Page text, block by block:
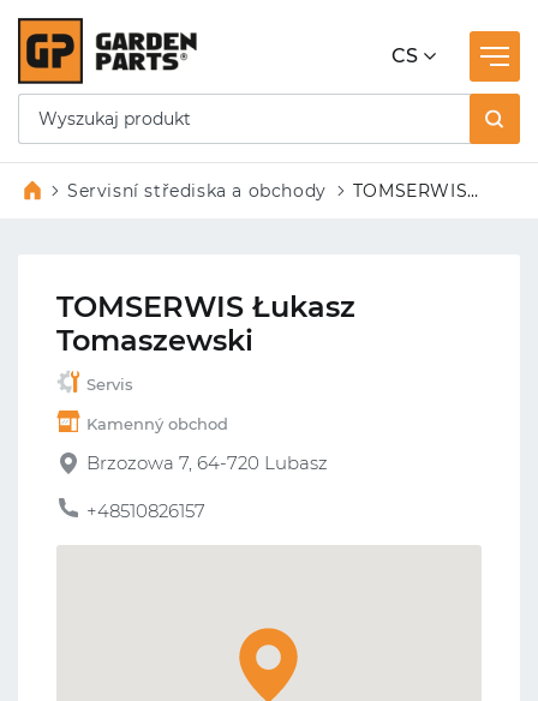
CS
Servisní střediska a obchody
TOMSERWIS
TOMSERWIS Łukasz
Tomaszewski
Servis
Kamenný obchod
Brzozowa 7, 64-720 Lubasz
+48510826157